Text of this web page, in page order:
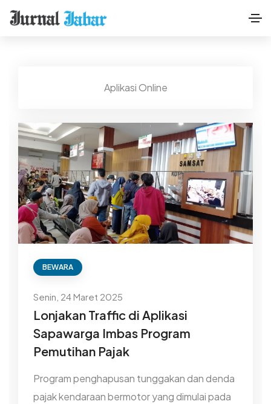
Aplikasi Online
BEWARA
Senin, 24 Maret 2025
Lonjakan Traffic di Aplikasi
Sapawarga Imbas Program
Pemutihan Pajak
Program penghapusan tunggakan dan denda
pajak kendaraan bermotor yang dimulai pada